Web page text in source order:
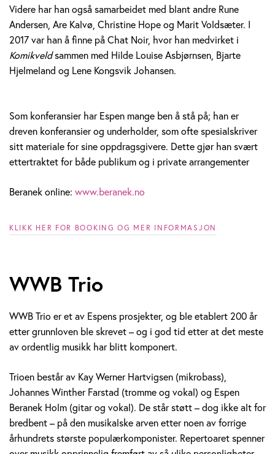
Videre har han også samarbeidet med blant andre Rune
Andersen, Are Kalvø, Christine Hope og Marit Voldsæter. I
2017 var han å finne på Chat Noir, hvor han medvirket i
Komikveldsammen med Hilde Louise Asbjørnsen, Bjarte
Hjelmeland og Lene Kongsvik Johansen.
Som konferansier har Espen mange ben å stå på; han er
dreven konferansier og underholder, som ofte spesialskriver
sitt materiale for sine oppdragsgivere. Dette gjør han svært
ettertraktet for både publikum og i private arrangementer
Beranek online: www.beranek.no
KLIKK HER FOR BOOKING OG MER INFORMASJON
WWB Trio
WWB Trio er et av Espens prosjekter, og ble etablert 200 år
etter grunnloven ble skrevet – og i god tid etter at det meste
av ordentlig musikk har blitt komponert.
Trioen består av Kay Werner Hartvigsen (mikrobass),
Johannes Winther Farstad (tromme og vokal) og Espen
Beranek Holm (gitar og vokal). De står støtt – dog ikke alt for
bredbent – på den musikalske arven etter noen av forrige
århundrets største populærkomponister. Repertoaret spenner